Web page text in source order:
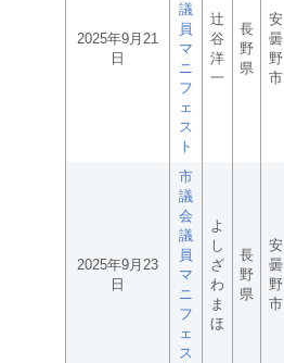
2025年9月21
日
議
員
マ
ニ
フ
ェ
ス
ト
辻
谷
洋
一
長
野
県
安
曇
野
市
2025年9月23
日
市
議
会
議
員
マ
ニ
フ
ェ
ス
よ
し
ざ
わ
ま
ほ
長
野
県
安
曇
野
市